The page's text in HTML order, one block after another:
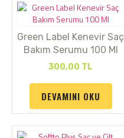
Green Label Kenevir Saç
Bakım Serumu 100 Ml
300,00 TL
DEVAMINI OKU